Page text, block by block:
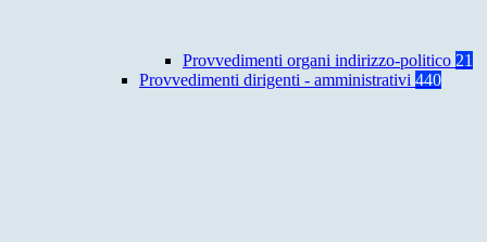
Provvedimenti organi indirizzo-politico 21
Provvedimenti dirigenti - amministrativi 440